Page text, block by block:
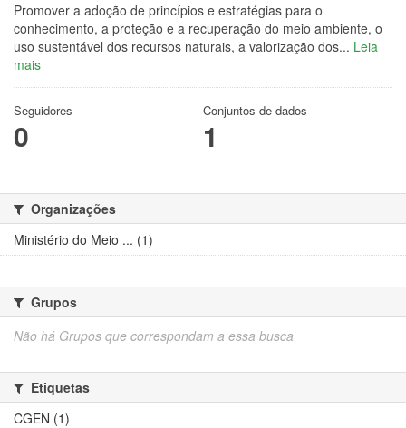
Promover a adoção de princípios e estratégias para o
conhecimento, a proteção e a recuperação do meio ambiente, o
uso sustentável dos recursos naturais, a valorização dos... Leia
mais
Seguidores
0
Conjuntos de dados
1
Organizações
Ministério do Meio ... (1)
Grupos
Não há Grupos que correspondam a essa busca
Etiquetas
CGEN (1)